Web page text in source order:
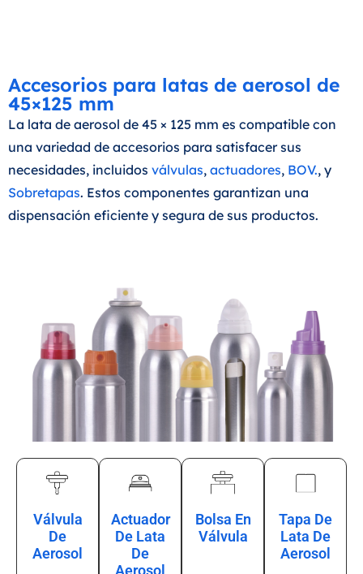
Accesorios para latas de aerosol de
45×125 mm
La lata de aerosol de 45 × 125 mm es compatible con
una variedad de accesorios para satisfacer sus
necesidades, incluidos válvulas, actuadores, BOV., y
Sobretapas. Estos componentes garantizan una
dispensación eficiente y segura de sus productos.
Válvula
De
Aerosol
Actuador
De Lata
De
Aerosol
Bolsa En
Válvula
Tapa De
Lata De
Aerosol